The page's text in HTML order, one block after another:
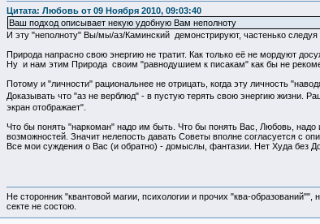
Цитата: Любовь от 09 Ноября 2010, 09:03:40
Ваш подход описывает некую удобную Вам неполноту
И эту "неполноту" Вы/мы/аз/Каминский демонстрируют, частенько
Природа напрасно свою энергию не тратит. Как только её не мордуют
Ну и нам этим Природа своим "равнодушием к писакам" как бы не
Потому и "личности" рациональнее не отрицать, когда эту личность
Доказывать что "аз не верблюд" - в пустую терять свою энергию жизни.
экран отображает".
Что бы понять "наркоман" надо им быть. Что бы понять Вас, Любовь,
возможностей. Значит нелепость давать Советы вполне согласуется с
Все мои суждения о Вас (и обратно) - домыслы, фантазии. Нет Худа без
Не сторонник "квантовой магии, психологии и прочих "ква-
секте не состою.